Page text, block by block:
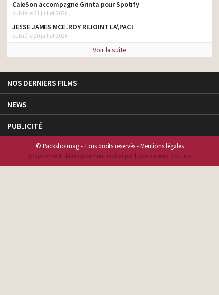
CaleSon accompagne Grinta pour Spotify
publié le 21 juillet 2026
JESSE JAMES MCELROY REJOINT LA\PAC !
publié le 20 juillet 2026
Voir la suite
NOS DERNIERS FILMS
NEWS
PUBLICITÉ
© Packshotmag - Tous droits reservés -Mentions légales
graphisme & développement réalisé par l‘agence web 3 octets